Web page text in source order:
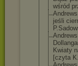
wśród
jeśli
Kwiaty
[czyta